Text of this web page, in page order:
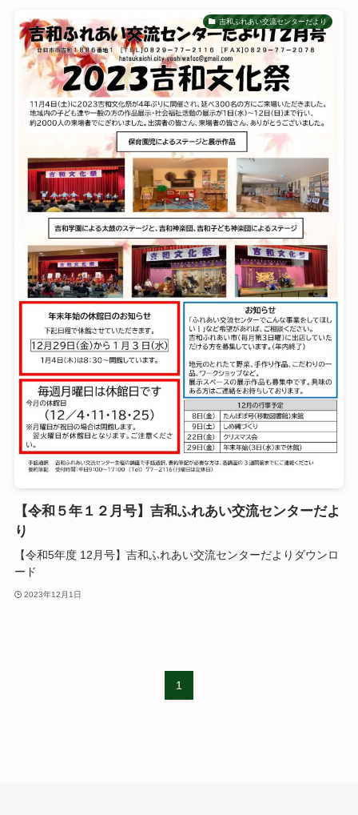
吉和ふれあい交流センターだより
【令和５年１２月号】吉和ふれあい交流センターだよ
り
【令和5年度 12月号】吉和ふれあい交流センターだよりダウンロ
ード
2023年12月1日
1